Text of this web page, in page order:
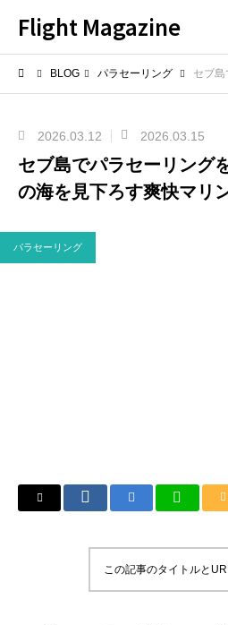
Flight Magazine
BLOG パラセーリング セブ島でパラ
2026.03.12 2026.03.15
セブ島でパラセーリング
の海を見下ろす爽快マリ
パラセーリング
この記事のタイトルと